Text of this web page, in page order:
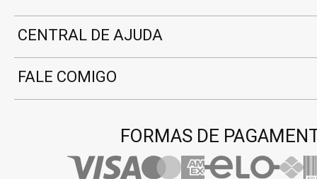
CENTRAL DE AJUDA
FALE COMIGO
FORMAS DE